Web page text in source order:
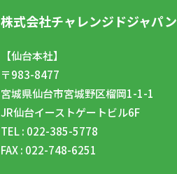
株式会社チャレンジドジャパン
【仙台本社】
〒983-8477
宮城県仙台市宮城野区榴岡1-1-1
JR仙台イーストゲートビル6F
TEL : 022-385-5778
FAX : 022-748-6251